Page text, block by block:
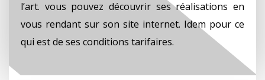
l’art. vous pouvez découvrir ses réalisations en
vous rendant sur son site internet. Idem pour ce
qui est de ses conditions tarifaires.